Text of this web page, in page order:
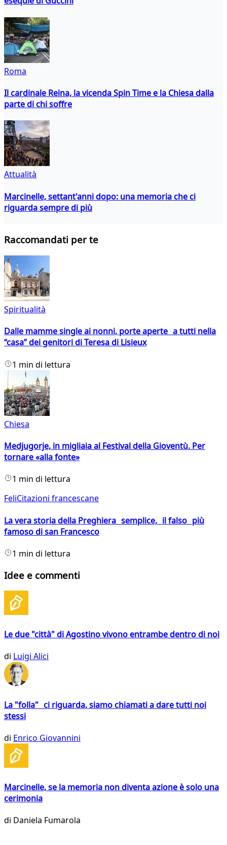
Roma
Il cardinale Reina, la vicenda Spin Time e la Chiesa dalla
parte di chi soffre
Attualità
Marcinelle, settant'anni dopo: una memoria che ci
riguarda sempre di più
Raccomandati per te
Spiritualità
Dalle mamme single ai nonni, porte aperte a tutti nella
“casa” dei genitori di Teresa di Lisieux
1 min di lettura
Chiesa
Medjugorje, in migliaia al Festival della Gioventù. Per
tornare «alla fonte»
1 min di lettura
FeliCitazioni francescane
La vera storia della Preghiera semplice, il falso più
famoso di san Francesco
1 min di lettura
Idee e commenti
Le due "città" di Agostino vivono entrambe dentro di noi
di Luigi Alici
La "folla" ci riguarda, siamo chiamati a dare tutti noi
stessi
di Enrico Giovannini
Marcinelle, se la memoria non diventa azione è solo una
cerimonia
di Daniela Fumarola